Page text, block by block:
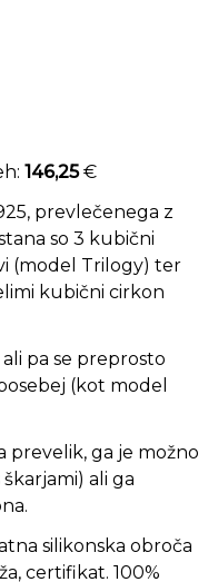
195,00 €.
cena je: 146,25 €.
146,25 €
prevlečenega z
so 3 kubični
(model Trilogy) ter
kubični cirkon
pa se preprosto
(kot model
prevelik, ga je možno
ali ga
silikonska obroča
certifikat. 100%